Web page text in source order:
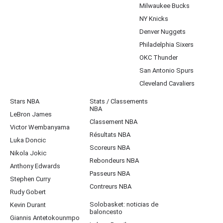
Milwaukee Bucks
NY Knicks
Denver Nuggets
Philadelphia Sixers
OKC Thunder
San Antonio Spurs
Cleveland Cavaliers
Stars NBA
LeBron James
Victor Wembanyama
Luka Doncic
Nikola Jokic
Anthony Edwards
Stephen Curry
Rudy Gobert
Kevin Durant
Giannis Antetokounmpo
Stats / Classements
NBA
Classement NBA
Résultats NBA
Scoreurs NBA
Rebondeurs NBA
Passeurs NBA
Contreurs NBA
Solobasket: noticias de
baloncesto